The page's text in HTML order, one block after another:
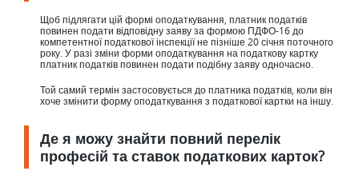
Щоб підлягати цій формі оподаткування, платник податків
повинен подати відповідну заяву за формою ПДФО-16 до
компетентної податкової інспекції не пізніше 20 січня поточного
року. У разі зміни форми оподаткування на податкову картку
платник податків повинен подати подібну заяву одночасно.
Той самий термін застосовується до платника податків, коли він
хоче змінити форму оподаткування з податкової картки на іншу.
Де я можу знайти повний перелік
професій та ставок податкових карток?